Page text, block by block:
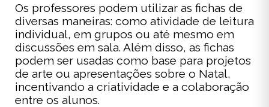
Os professores podem utilizar as fichas de
diversas maneiras: como atividade de leitura
individual, em grupos ou até mesmo em
discussões em sala. Além disso, as fichas
podem ser usadas como base para projetos
de arte ou apresentações sobre o Natal,
incentivando a criatividade e a colaboração
entre os alunos.